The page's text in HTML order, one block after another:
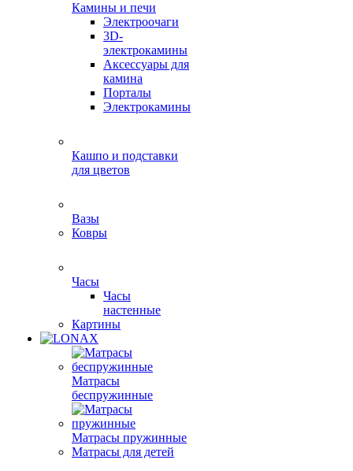
Камины и печи
Электроочаги
3D-
электрокамины
Аксессуары для
камина
Порталы
Электрокамины
Кашпо и подставки
для цветов
Вазы
Ковры
Часы
Часы
настенные
Картины
Матрасы
беспружинные
Матрасы пружинные
Матрасы для детей